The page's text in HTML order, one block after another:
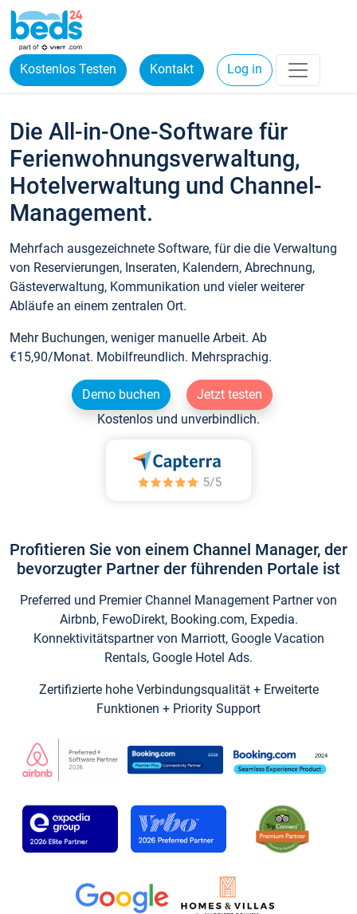
Kostenlos Testen Kontakt Log in
Die All-in-One-Software für
Ferienwohnungsverwaltung,
Hotelverwaltung und Channel-
Management.
Mehrfach ausgezeichnete Software, für die die Verwaltung
von Reservierungen, Inseraten, Kalendern, Abrechnung,
Gästeverwaltung, Kommunikation und vieler weiterer
Abläufe an einem zentralen Ort.
Mehr Buchungen, weniger manuelle Arbeit. Ab
€15,90/Monat. Mobilfreundlich. Mehrsprachig.
Demo buchen
Jetzt testen
Kostenlos und unverbindlich.
Profitieren Sie von einem Channel Manager, der
bevorzugter Partner der führenden Portale ist
Preferred und Premier Channel Management Partner von
Airbnb, FewoDirekt, Booking.com, Expedia.
Konnektivitätspartner von Marriott, Google Vacation
Rentals, Google Hotel Ads.
Zertifizierte hohe Verbindungsqualität + Erweiterte
Funktionen + Priority Support